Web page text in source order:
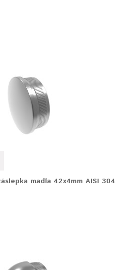
madla 42x4mm AISI 304